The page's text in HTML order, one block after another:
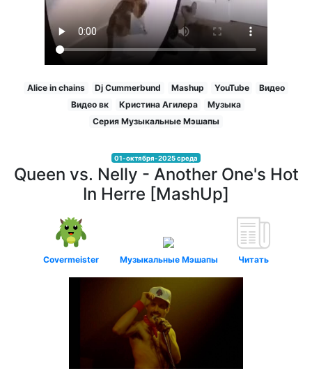
Alice in chains Dj Cummerbund Mashup YouTube
Видео
Видео вк
Кристина Агилера
Музыка
Серия Музыкальные Мэшапы
01-октября-2025 среда
Queen vs. Nelly - Another One's Hot
In Herre [MashUp]
Covermeister Музыкальные Мэшапы Читать